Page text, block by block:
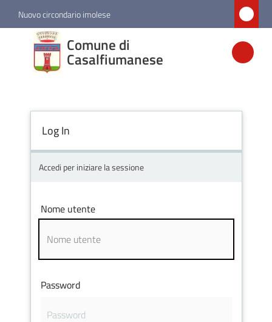
Vai al contenuto
Vai alla navigazione
Vai al footer
Nuovo circondario imolese
Comune di
Casalfiumanese
Comune di
Casalfiumanese
Amministrazione
Novità
Vivere
Casalfiumanese
5x1000
Log In
Accedi per iniziare la sessione
Nome utente
Password